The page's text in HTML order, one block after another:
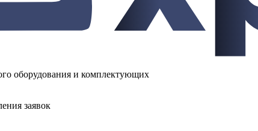
оборудования и комплектующих
заявок